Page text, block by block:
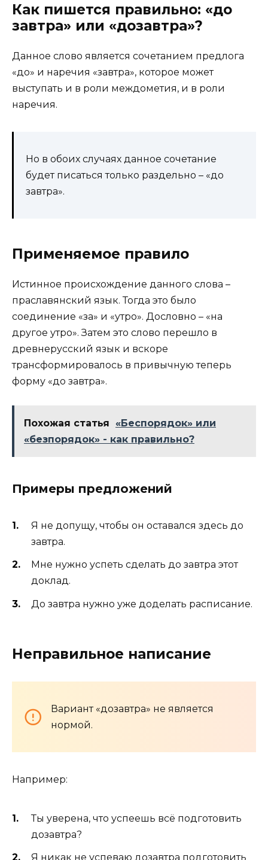
Как пишется правильно: «до
завтра» или «дозавтра»?
Данное слово является сочетанием предлога
«до» и наречия «завтра», которое может
выступать и в роли междометия, и в роли
наречия.
Но в обоих случаях данное сочетание
будет писаться только раздельно – «до
завтра».
Применяемое правило
Истинное происхождение данного слова –
праславянский язык. Тогда это было
соединение «за» и «утро». Дословно – «на
другое утро». Затем это слово перешло в
древнерусский язык и вскоре
трансформировалось в привычную теперь
форму «до завтра».
Похожая статья
«Беспорядок» или
«безпорядок» - как правильно?
Примеры предложений
Я не допущу, чтобы он оставался здесь до
завтра.
Мне нужно успеть сделать до завтра этот
доклад.
До завтра нужно уже доделать расписание.
Неправильное написание
Вариант «дозавтра» не является
нормой.
Например:
Ты уверена, что успеешь всё подготовить
дозавтра?
Я никак не успеваю дозавтра подготовить